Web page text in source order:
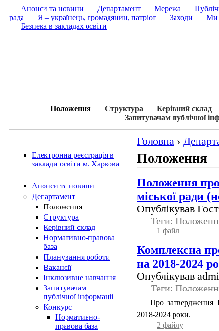
Анонси та новини Департамент Мережа
рада
Я – українець, громадянин, патріот Заходи
Ми
Безпека в закладах освіти
Положення Структура
Керівний склад
Запитувачам публічної
Електронна реєстрація в
заклади освіти м. Харкова
Анонси та новини
Департамент
Положення
Структура
Керівний склад
Нормативно-правова
база
Планування роботи
Вакансії
Інклюзивне навчання
Запитувачам
публічної інформаціі
Конкурс
Нормативно-
правова база
Головна ›
Положення
Положення про
міської ради
Опублікував
Теги:
1 файл
Комплексна
на 2018-2024
Опублікував
Теги:
Про затвердження
2018-2024 роки.
2 файлу